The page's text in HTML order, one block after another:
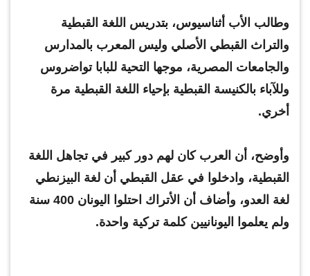
وطالب الأب أثناسيوس، بتدريس اللغة القبطية
والتراث القبطي الأصلي وليس المعرب بالمدارس
والجامعات المصرية، موجها التحية للبابا تواضروس
وللآباء بالكنيسة القبطية بإحياء اللغة القبطية مرة
أخري.
وأوضح، أن العرب كان لهم دور كبير في تجاهل اللغة
القبطية، وادخلوا في عقل القبطي أن لغة البيزنطي
لغة العدو، وأضاف أن الأتراك احتلوا اليونان 400 سنة
ولم يعلموا اليونانيين كلمة تركية واحدة.